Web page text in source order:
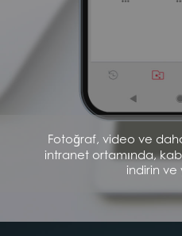
Fotoğraf, video ve
intranet ortamında,
indirin ve